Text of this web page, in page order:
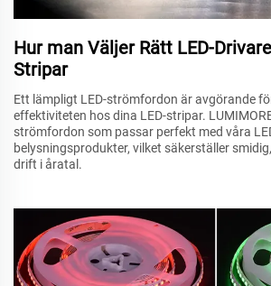
Hur man Väljer Rätt LED-
Stripar
Ett lämpligt LED-strömfordon är avgörande
effektiviteten hos dina LED-stripar.
strömfordon som passar perfekt med våra
belysningsprodukter, vilket säkerställer
drift i åratal.